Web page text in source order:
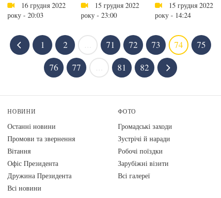
16 грудня 2022
року - 20:03
15 грудня 2022
року - 23:00
15 грудня 2022
року - 14:24
1 2 71 72 73 74
75
76
77 81 82
НОВИНИ
Останні новини
Промови та звернення
Вiтання
Офіс Президента
Дружина Президента
Всі новини
ФОТО
Громадські заходи
Зустрічі й наради
Робочі поїздки
Зарубіжні візити
Всі галереї